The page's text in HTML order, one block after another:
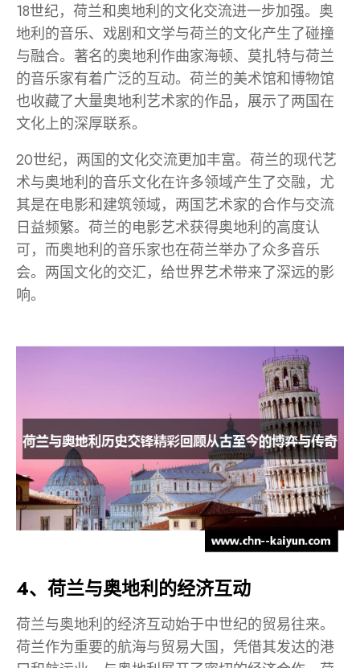
18世纪，荷兰和奥地利的文化交流进一步加强。奥
地利的音乐、戏剧和文学与荷兰的文化产生了碰撞
与融合。著名的奥地利作曲家海顿、莫扎特与荷兰
的音乐家有着广泛的互动。荷兰的美术馆和博物馆
也收藏了大量奥地利艺术家的作品，展示了两国在
文化上的深厚联系。
20世纪，两国的文化交流更加丰富。荷兰的现代艺
术与奥地利的音乐文化在许多领域产生了交融，尤
其是在电影和建筑领域，两国艺术家的合作与交流
日益频繁。荷兰的电影艺术获得奥地利的高度认
可，而奥地利的音乐家也在荷兰举办了众多音乐
会。两国文化的交汇，给世界艺术带来了深远的影
响。
4、荷兰与奥地利的经济互动
荷兰与奥地利的经济互动始于中世纪的贸易往来。
荷兰作为重要的航海与贸易大国，凭借其发达的港